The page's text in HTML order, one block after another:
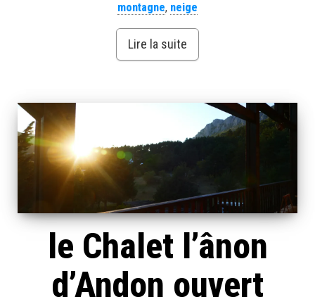
montagne, neige
Lire la suite
le Chalet l’ânon
d’Andon ouvert